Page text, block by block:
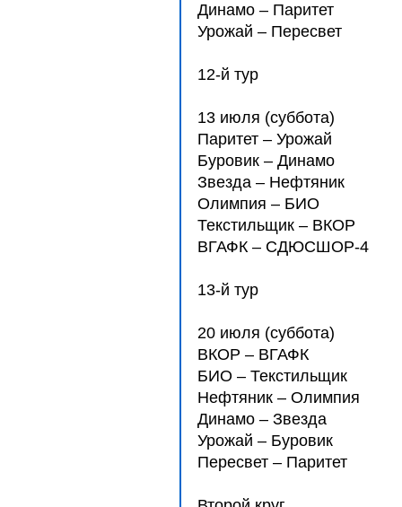
Динамо – Паритет
Урожай – Пересвет
12-й тур
13 июля (суббота)
Паритет – Урожай
Буровик – Динамо
Звезда – Нефтяник
Олимпия – БИО
Текстильщик – ВКОР
ВГАФК – СДЮCШОР-4
13-й тур
20 июля (суббота)
ВКОР – ВГАФК
БИО – Текстильщик
Нефтяник – Олимпия
Динамо – Звезда
Урожай – Буровик
Пересвет – Паритет